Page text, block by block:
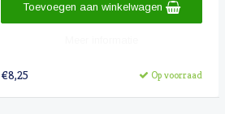
€8,25 Op voorraad
Toevoegen aan winkelwagen